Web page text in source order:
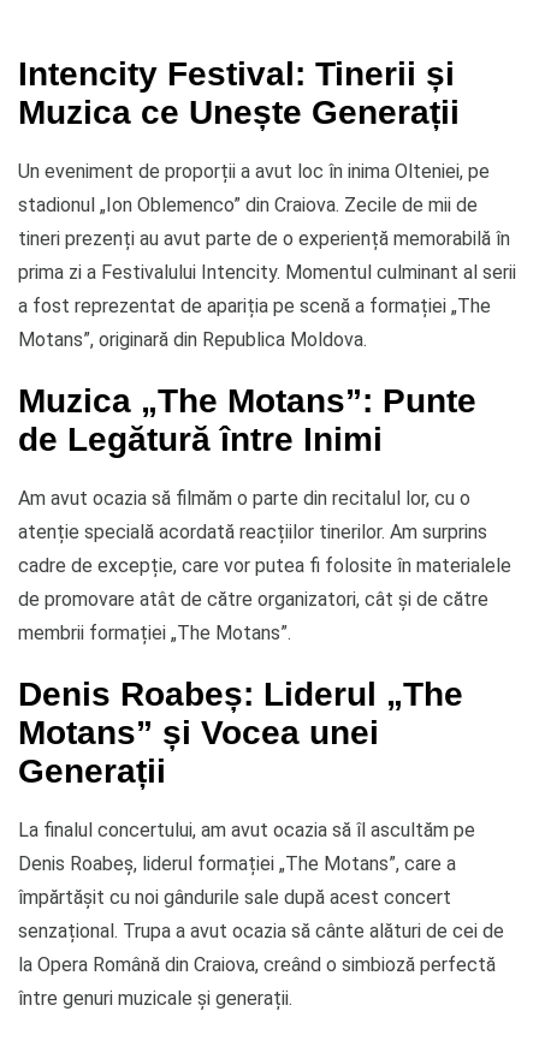
Intencity Festival: Tinerii și
Muzica ce Unește Generații
Un eveniment de proporții a avut loc în inima Olteniei, pe
stadionul „Ion Oblemenco” din Craiova. Zecile de mii de
tineri prezenți au avut parte de o experiență memorabilă în
prima zi a Festivalului Intencity. Momentul culminant al serii
a fost reprezentat de apariția pe scenă a formației „The
Motans”, originară din Republica Moldova.
Muzica „The Motans”: Punte
de Legătură între Inimi
Am avut ocazia să filmăm o parte din recitalul lor, cu o
atenție specială acordată reacțiilor tinerilor. Am surprins
cadre de excepție, care vor putea fi folosite în materialele
de promovare atât de către organizatori, cât și de către
membrii formației „The Motans”.
Denis Roabeș: Liderul „The
Motans” și Vocea unei
Generații
La finalul concertului, am avut ocazia să îl ascultăm pe
Denis Roabeș, liderul formației „The Motans”, care a
împărtășit cu noi gândurile sale după acest concert
senzațional. Trupa a avut ocazia să cânte alături de cei de
la Opera Română din Craiova, creând o simbioză perfectă
între genuri muzicale și generații.